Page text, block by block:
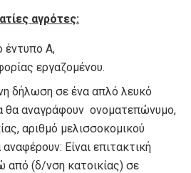
αγρότες:
έντυπο Α,
εργαζομένου.
δήλωση σε ένα απλό λευκό
θα αναγράφουν ονοματεπώνυμο,
αριθμό μελισσοκομικού
αναφέρουν: Είναι επιτακτική
από (δ/νση κατοικίας) σε